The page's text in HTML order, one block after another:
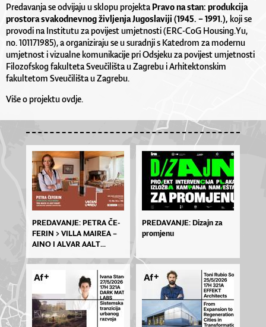
Predavanja se odvijaju u sklopu projekta Pravo na stan: produkcija
prostora svakodnevnog življenja Jugoslaviji (1945. – 1991.), koji se
provodi na Institutu za povijest umjetnosti (ERC-CoG Housing.Yu,
no. 101171985), a organiziraju se u suradnji s Katedrom za modernu
umjetnost i vizualne komunikacije pri Odsjeku za povijest umjetnosti
Filozofskog fakulteta Sveučilišta u Zagrebu i Arhitektonskim
fakultetom Sveučilišta u Zagrebu.
Više o projektuovdje.
PRE­DA­VA­NJE: PE­TRA ČE­
FE­RIN > VIL­LA MA­I­REA –
AI­NO I AL­VAR AA­LT...
PREDAVANJE: Dizajn za
promjenu